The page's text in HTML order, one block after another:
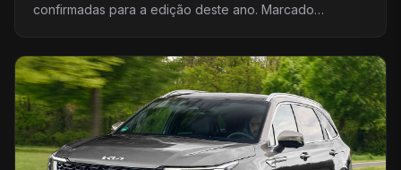
confirmadas para a edição deste ano. Marcado…